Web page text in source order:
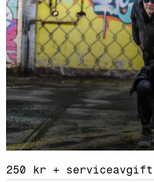
250 kr + serviceavgift